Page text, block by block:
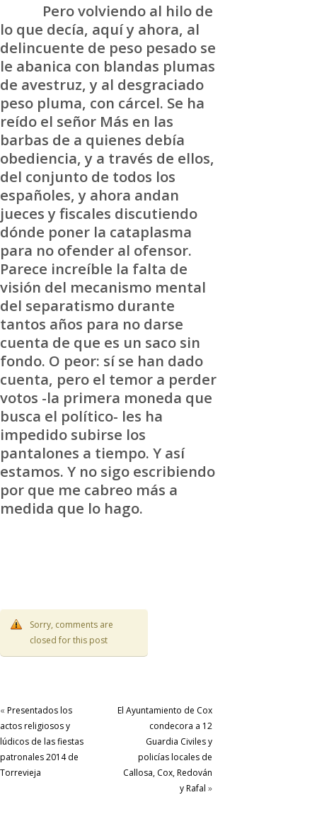
Pero volviendo al hilo de
lo que decía, aquí y ahora, al
delincuente de peso pesado se
le abanica con blandas plumas
de avestruz, y al desgraciado
peso pluma, con cárcel. Se ha
reído el señor Más en las
barbas de a quienes debía
obediencia, y a través de ellos,
del conjunto de todos los
españoles, y ahora andan
jueces y fiscales discutiendo
dónde poner la cataplasma
para no ofender al ofensor.
Parece increíble la falta de
visión del mecanismo mental
del separatismo durante
tantos años para no darse
cuenta de que es un saco sin
fondo. O peor: sí se han dado
cuenta, pero el temor a perder
votos -la primera moneda que
busca el político- les ha
impedido subirse los
pantalones a tiempo. Y así
estamos. Y no sigo escribiendo
por que me cabreo más a
medida que lo hago.
Sorry, comments are
closed for this post
« Presentados los
actos religiosos y
lúdicos de las fiestas
patronales 2014 de
Torrevieja
El Ayuntamiento de Cox
condecora a 12
Guardia Civiles y
policías locales de
Callosa, Cox, Redován
y Rafal »